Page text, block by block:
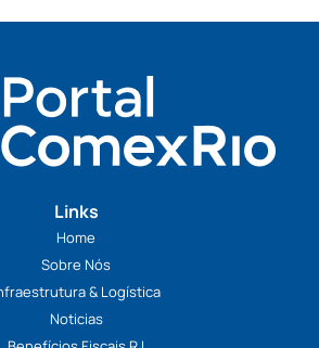
Home
Infraestrutura & Logística
Noticias
Benefícios Fiscais RJ
Rotas
Contato
Fale conosco